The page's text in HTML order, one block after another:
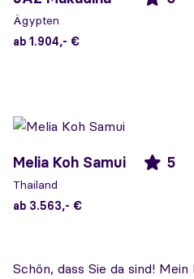
Ägypten
ab 1.904,- €
Melia Koh Samui 5
Thailand
ab 3.563,- €
Schön, dass Sie da sind!